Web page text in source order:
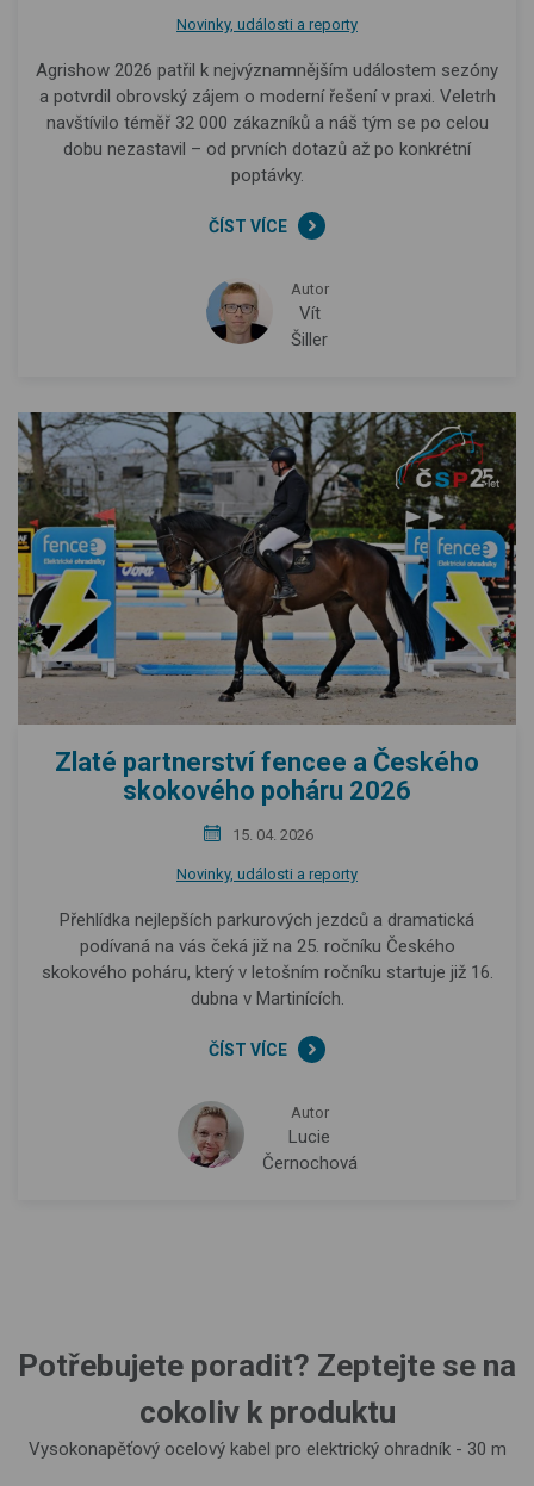
Novinky, události a reporty
Agrishow 2026 patřil k nejvýznamnějším událostem sezóny
a potvrdil obrovský zájem o moderní řešení v praxi. Veletrh
navštívilo téměř 32 000 zákazníků a náš tým se po celou
dobu nezastavil – od prvních dotazů až po konkrétní
poptávky.
ČÍST VÍCE
Autor
Vít
Šiller
Zlaté partnerství fencee a Českého
skokového poháru 2026
15. 04. 2026
Novinky, události a reporty
Přehlídka nejlepších parkurových jezdců a dramatická
podívaná na vás čeká již na 25. ročníku Českého
skokového poháru, který v letošním ročníku startuje již 16.
dubna v Martinících.
ČÍST VÍCE
Autor
Lucie
Černochová
Potřebujete poradit? Zeptejte se na
cokoliv k produktu
Vysokonapěťový ocelový kabel pro elektrický ohradník - 30 m